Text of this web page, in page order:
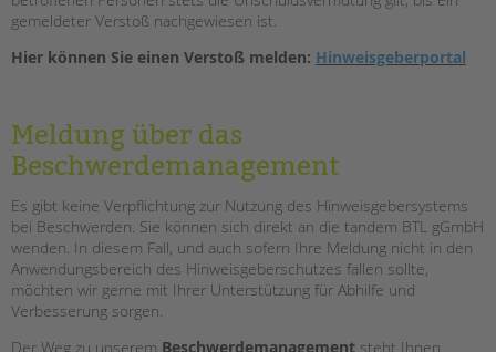
Unsere Videos
Gesellschafter VdK
KARRIERE
tandem als Arbeitgeberin
NEWS/BLOG
unkuerzbar
Briefe an Kai
gemeldeter Verstoß nachgewiesen ist.
Hier können Sie einen Verstoß melden: Hinweisgeberportal
Meldung über das
Beschwerdemanagement
Es gibt keine Verpflichtung zur Nutzung des Hinweisgebersystems
bei Beschwerden. Sie können sich direkt an die tandem BTL gGmbH
wenden. In diesem Fall, und auch sofern Ihre Meldung nicht in den
Anwendungsbereich des Hinweisgeberschutzes fallen sollte,
möchten wir gerne mit Ihrer Unterstützung für Abhilfe und
Verbesserung sorgen.
Der Weg zu unserem Beschwerdemanagement steht Ihnen